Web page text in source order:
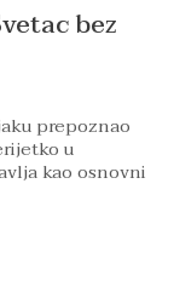
bez
prepoznao
u
kao osnovni